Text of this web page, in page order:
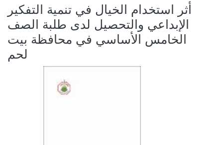
أثر استخدام الخيال في تنمية التفكير
الإبداعي والتحصيل لدى طلبة الصف
الخامس الأساسي في محافظة بيت
لحم